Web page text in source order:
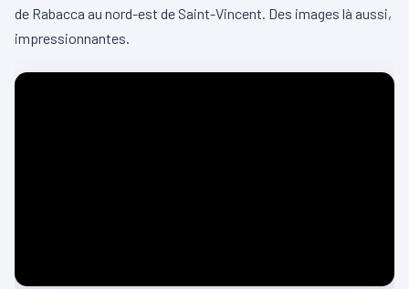
de Rabacca au nord-est de Saint-Vincent. Des images là aussi,
impressionnantes.